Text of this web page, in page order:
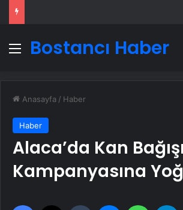
Menü
Bostancı Haber
Anasayfa / Haber
Haber
Alaca’da Kan Bağışı
Kampanyasına
Facebook Tumblr MessengerWhatsApp